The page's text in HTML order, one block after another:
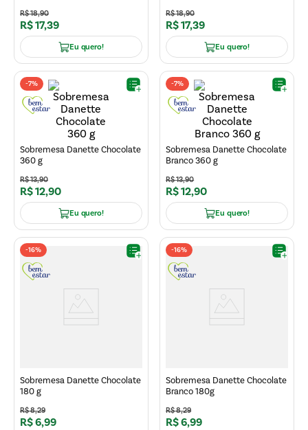
R$18,90
R$17,39
Eu quero!
R$18,90
R$17,39
Eu quero!
-7%
Sobremesa Danette Chocolate
360 g
R$13,90
R$12,90
Eu quero!
-7%
Sobremesa Danette Chocolate
Branco 360 g
R$13,90
R$12,90
Eu quero!
-16%
Sobremesa Danette Chocolate
180 g
R$8,29
R$6,99
-16%
Sobremesa Danette Chocolate
Branco 180g
R$8,29
R$6,99